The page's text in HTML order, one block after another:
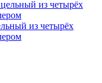
из четырёх